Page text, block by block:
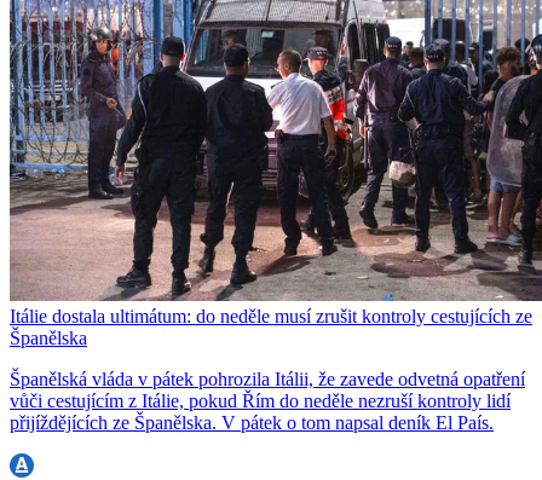
Itálie dostala ultimátum: do neděle musí zrušit kontroly cestujících ze
Španělska
Španělská vláda v pátek pohrozila Itálii, že zavede odvetná opatření
vůči cestujícím z Itálie, pokud Řím do neděle nezruší kontroly lidí
přijíždějících ze Španělska. V pátek o tom napsal deník El País.